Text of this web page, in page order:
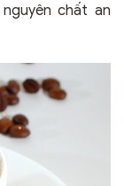
chất an